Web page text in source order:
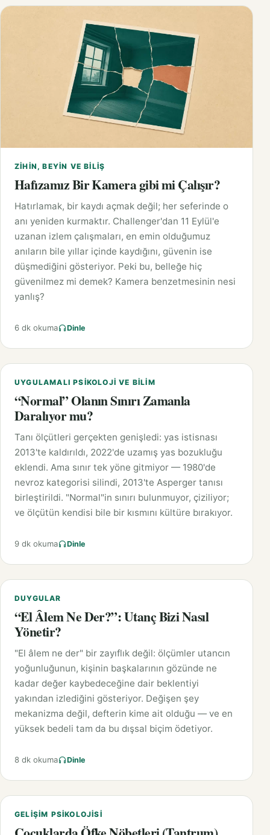
ZIHIN, BEYIN VE BILIŞ
Hafızamız Bir Kamera gibi mi Çalışır?
Hatırlamak, bir kaydı açmak değil; her seferinde o
anı yeniden kurmaktır. Challenger'dan 11 Eylül'e
uzanan izlem çalışmaları, en emin olduğumuz
anıların bile yıllar içinde kaydığını, güvenin ise
düşmediğini gösteriyor. Peki bu, belleğe hiç
güvenilmez mi demek? Kamera benzetmesinin nesi
yanlış?
6 dk okuma Dinle
UYGULAMALI PSIKOLOJI VE BILIM
“Normal” Olanın Sınırı Zamanla
Daralıyor mu?
Tanı ölçütleri gerçekten genişledi: yas istisnası
2013'te kaldırıldı, 2022'de uzamış yas bozukluğu
eklendi. Ama sınır tek yöne gitmiyor — 1980'de
nevroz kategorisi silindi, 2013'te Asperger tanısı
birleştirildi. "Normal"in sınırı bulunmuyor, çiziliyor;
ve ölçütün kendisi bile bir kısmını kültüre bırakıyor.
9 dk okuma Dinle
DUYGULAR
“El Âlem Ne Der?”: Utanç Bizi Nasıl
Yönetir?
"El âlem ne der" bir zayıflık değil: ölçümler utancın
yoğunluğunun, kişinin başkalarının gözünde ne
kadar değer kaybedeceğine dair beklentiyi
yakından izlediğini gösteriyor. Değişen şey
mekanizma değil, defterin kime ait olduğu — ve en
yüksek bedeli tam da bu dışsal biçim ödetiyor.
8 dk okuma Dinle
GELIŞIM PSIKOLOJISI